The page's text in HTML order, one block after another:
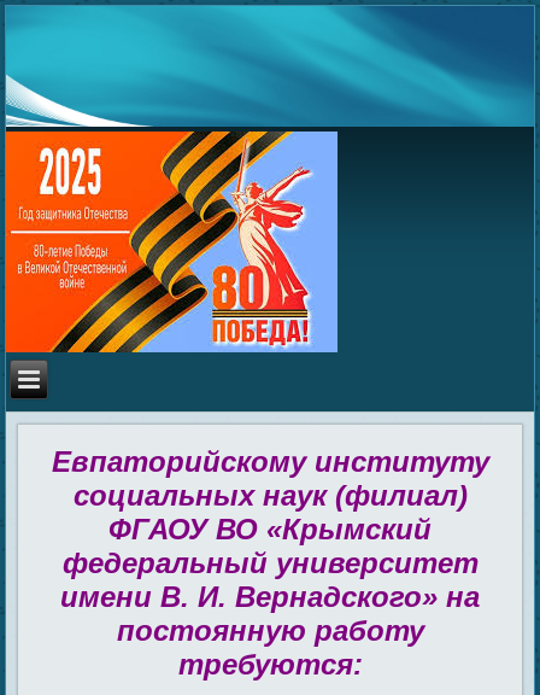
Евпаторийскому институту
социальных наук (филиал)
ФГАОУ ВО «Крымский
федеральный университет
имени В. И. Вернадского» на
постоянную работу
требуются: